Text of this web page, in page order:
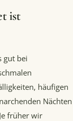
ist
gut bei
häufigen
Nächten
früher wir